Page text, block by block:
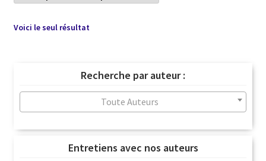
Voici le seul résultat
Recherche par auteur :
Toute Auteurs
Entretiens avec nos auteurs